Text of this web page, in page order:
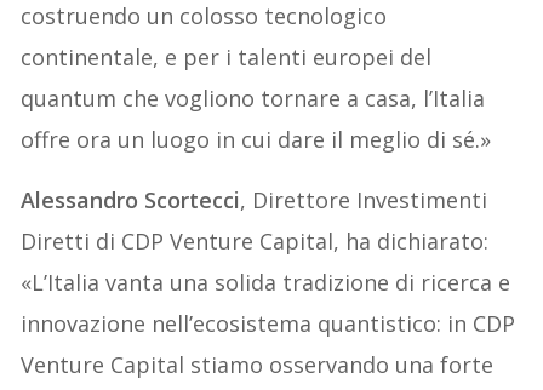
costruendo un colosso tecnologico
continentale, e per i talenti europei del
quantum che vogliono tornare a casa, l’Italia
offre ora un luogo in cui dare il meglio di sé.»
Alessandro Scortecci, Direttore Investimenti
Diretti di CDP Venture Capital, ha dichiarato:
«L’Italia vanta una solida tradizione di ricerca e
innovazione nell’ecosistema quantistico: in CDP
Venture Capital stiamo osservando una forte